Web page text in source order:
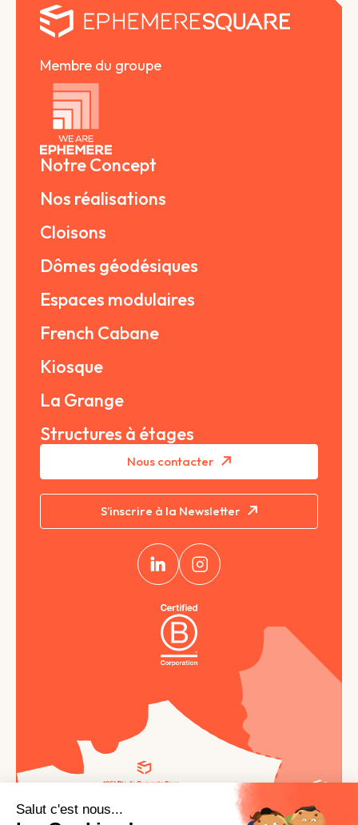
Membre du groupe
Notre Concept
Nos réalisations
Cloisons
Dômes géodésiques
Espaces modulaires
French Cabane
Kiosque
La Grange
Structures à étages
Nous contacter
S’inscrire à la Newsletter